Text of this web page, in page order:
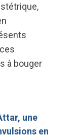
à bouger
une
en